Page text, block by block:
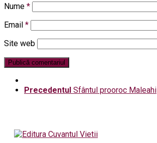
Nume *
Email *
Site web
Precedentul Sfântul prooroc Maleahi